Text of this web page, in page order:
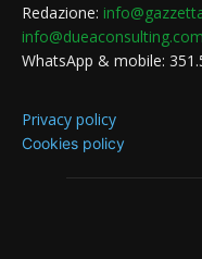
Redazione:
info@dueaconsulting.com
WhatsApp & mobile:
Privacy policy
Cookies policy